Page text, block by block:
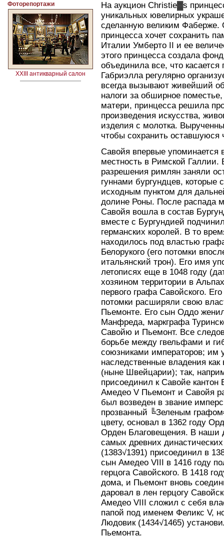
Фоторепортажи
XXIII антикварный салон
На аукцион Christie▓s
уникальных ювелирных
сделанную великим Фаберже.
принцесса хочет сохранить
Италии Умберто II и ее
этого принцесса создала
объединила все, что
Габриэлла регулярно
всегда вызывают живейший
налоги за обширное
матери, принцесса решила
произведения искусства,
изделия с молотка.
чтобы сохранить оставшуюся
Савойя впервые упоминается
местность в Римской Галлии.
разрешения римлян заняли
гуннами бургундцев, которые
исходным пунктом для
долине Роны. После распада
Савойя вошла в состав
вместе с Бургундией
германских королей. В то
находилось под властью
Белорукого (его потомки
итальянский трон). Его имя
летописях еще в 1048 году
хозяином территории в
первого графа Савойского.
потомки расширяли свою
Пьемонте. Его сын Оддо
Манфреда, маркграфа
Савойю и Пьемонт. Все
борьбе между гвельфами и
союзниками императоров; им
наследственные владения
(ныне Швейцарии); так,
присоединил к Савойе
Амедео V Пьемонт и Савойя
был возведен в звание
прозванный ╚Зеленым
цвету, основал в 1362 году
Орден Благовещения. В наши
самых древних
(1383√1391) присоединил в
сын Амедео VIII в 1416 году
герцога Савойского. В 1418
дома, и Пьемонт вновь
даровал в лен герцогу
Амедео VIII сложил с себя
папой под именем Феликс V,
Людовик (1434√1465)
Пьемонта.